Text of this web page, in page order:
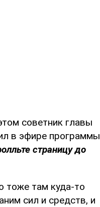
советник главы
в эфире программы
страницу до
тоже там куда-то
сил и средств, и